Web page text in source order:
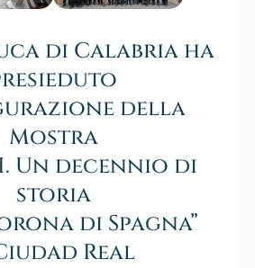
di Calabria ha
della
Mostra
Un decennio di
storia
di Spagna”
Real